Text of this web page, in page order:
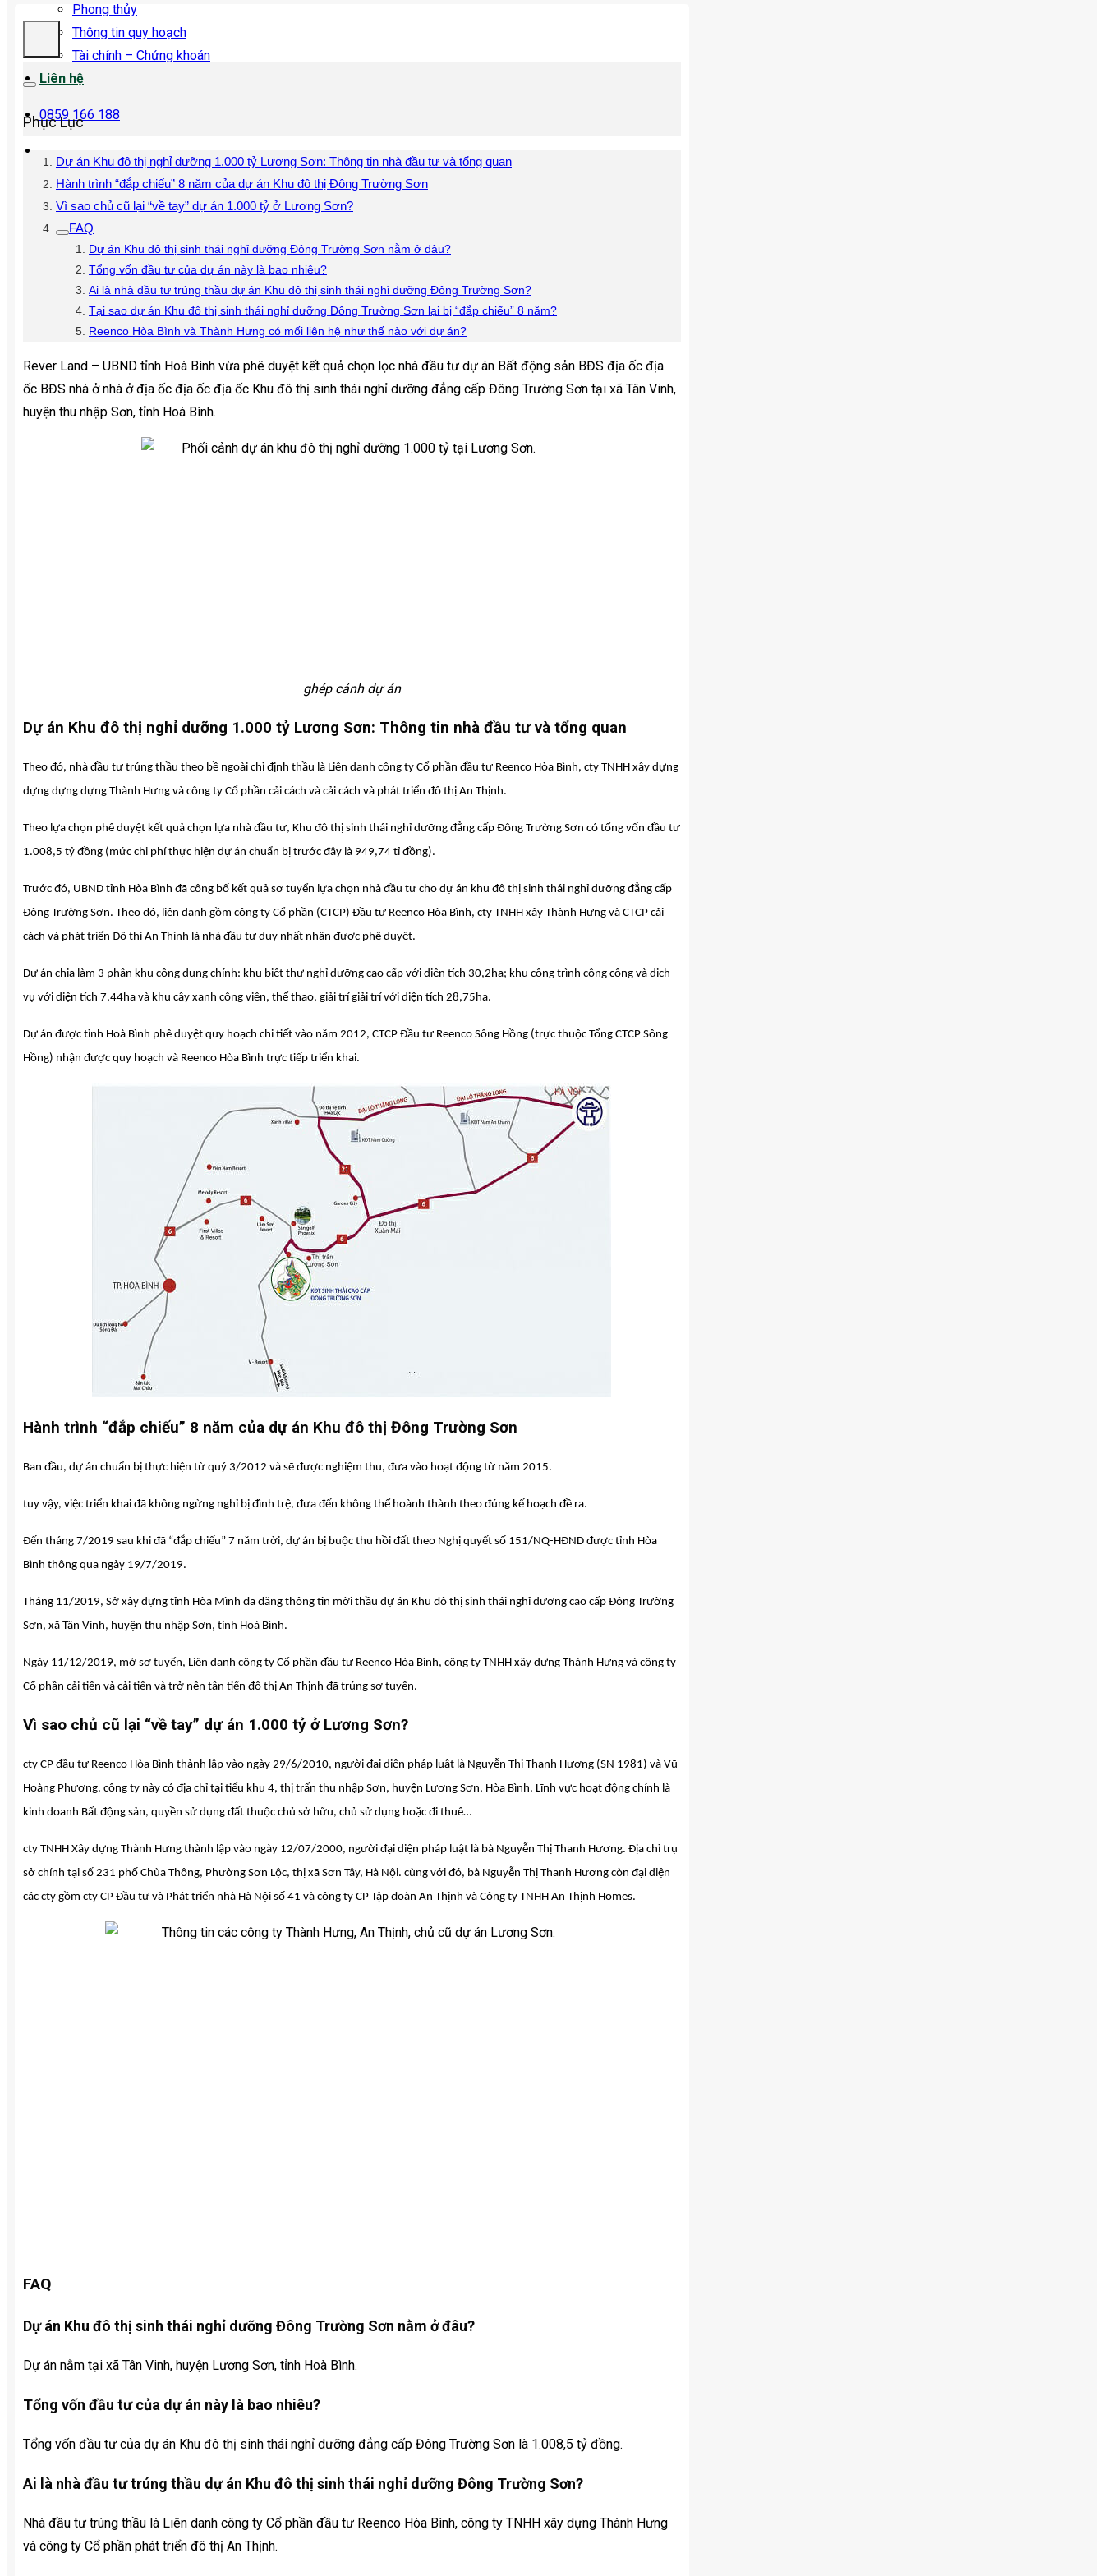
Phong thủy
Thông tin quy hoạch
Tài chính – Chứng khoán
Liên hệ
0859 166 188
Phục Lục
Dự án Khu đô thị nghỉ dưỡng 1.000 tỷ Lương Sơn: Thông tin nhà đầu tư và tổng quan
Hành trình “đắp chiếu” 8 năm của dự án Khu đô thị Đông Trường Sơn
Vì sao chủ cũ lại “về tay” dự án 1.000 tỷ ở Lương Sơn?
FAQ
Dự án Khu đô thị sinh thái nghỉ dưỡng Đông Trường Sơn nằm ở đâu?
Tổng vốn đầu tư của dự án này là bao nhiêu?
Ai là nhà đầu tư trúng thầu dự án Khu đô thị sinh thái nghỉ dưỡng Đông Trường Sơn?
Tại sao dự án Khu đô thị sinh thái nghỉ dưỡng Đông Trường Sơn lại bị “đắp chiếu” 8 năm?
Reenco Hòa Bình và Thành Hưng có mối liên hệ như thế nào với dự án?
Rever Land – UBND tỉnh Hoà Bình vừa phê duyệt kết quả chọn lọc nhà đầu tư dự án Bất động sản BĐS địa ốc địa
ốc BĐS nhà ở nhà ở địa ốc địa ốc địa ốc Khu đô thị sinh thái nghỉ dưỡng đẳng cấp Đông Trường Sơn tại xã Tân Vinh,
huyện thu nhập Sơn, tỉnh Hoà Bình.
ghép cảnh dự án
Dự án Khu đô thị nghỉ dưỡng 1.000 tỷ Lương Sơn: Thông tin nhà đầu tư và tổng quan
Theo đó, nhà đầu tư trúng thầu theo bề ngoài chỉ định thầu là Liên danh công ty Cổ phần đầu tư Reenco Hòa Bình, cty TNHH xây dựng
dựng dựng dựng Thành Hưng và công ty Cổ phần cải cách và cải cách và phát triển đô thị An Thịnh.
Theo lựa chọn phê duyệt kết quả chọn lựa nhà đầu tư, Khu đô thị sinh thái nghỉ dưỡng đẳng cấp Đông Trường Sơn có tổng vốn đầu tư
1.008,5 tỷ đồng (mức chi phí thực hiện dự án chuẩn bị trước đây là 949,74 tỉ đồng).
Trước đó, UBND tỉnh Hòa Bình đã công bố kết quả sơ tuyển lựa chọn nhà đầu tư cho dự án khu đô thị sinh thái nghỉ dưỡng đẳng cấp
Đông Trường Sơn. Theo đó, liên danh gồm công ty Cổ phần (CTCP) Đầu tư Reenco Hòa Bình, cty TNHH xây Thành Hưng và CTCP cải
cách và phát triển Đô thị An Thịnh là nhà đầu tư duy nhất nhận được phê duyệt.
Dự án chia làm 3 phân khu công dụng chính: khu biệt thự nghỉ dưỡng cao cấp với diện tích 30,2ha; khu công trình công cộng và dịch
vụ với diện tích 7,44ha và khu cây xanh công viên, thể thao, giải trí giải trí với diện tích 28,75ha.
Dự án được tỉnh Hoà Bình phê duyệt quy hoạch chi tiết vào năm 2012, CTCP Đầu tư Reenco Sông Hồng (trực thuộc Tổng CTCP Sông
Hồng) nhận được quy hoạch và Reenco Hòa Bình trực tiếp triển khai.
Hành trình “đắp chiếu” 8 năm của dự án Khu đô thị Đông Trường Sơn
Ban đầu, dự án chuẩn bị thực hiện từ quý 3/2012 và sẽ được nghiệm thu, đưa vào hoạt động từ năm 2015.
tuy vậy, việc triển khai đã không ngừng nghỉ bị đình trệ, đưa đến không thể hoành thành theo đúng kế hoạch đề ra.
Đến tháng 7/2019 sau khi đã “đắp chiếu” 7 năm trời, dự án bị buộc thu hồi đất theo Nghị quyết số 151/NQ-HĐND được tỉnh Hòa
Bình thông qua ngày 19/7/2019.
Tháng 11/2019, Sở xây dựng tỉnh Hòa Mình đã đăng thông tin mời thầu dự án Khu đô thị sinh thái nghỉ dưỡng cao cấp Đông Trường
Sơn, xã Tân Vinh, huyện thu nhập Sơn, tỉnh Hoà Bình.
Ngày 11/12/2019, mở sơ tuyển, Liên danh công ty Cổ phần đầu tư Reenco Hòa Bình, công ty TNHH xây dựng Thành Hưng và công ty
Cổ phần cải tiến và cải tiến và trở nên tân tiến đô thị An Thịnh đã trúng sơ tuyển.
Vì sao chủ cũ lại “về tay” dự án 1.000 tỷ ở Lương Sơn?
cty CP đầu tư Reenco Hòa Bình thành lập vào ngày 29/6/2010, người đại diện pháp luật là Nguyễn Thị Thanh Hương (SN 1981) và Vũ
Hoàng Phương. công ty này có địa chỉ tại tiểu khu 4, thị trấn thu nhập Sơn, huyện Lương Sơn, Hòa Bình. Lĩnh vực hoạt động chính là
kinh doanh Bất động sản, quyền sử dụng đất thuộc chủ sở hữu, chủ sử dụng hoặc đi thuê…
cty TNHH Xây dựng Thành Hưng thành lập vào ngày 12/07/2000, người đại diện pháp luật là bà Nguyễn Thị Thanh Hương. Địa chỉ trụ
sở chính tại số 231 phố Chùa Thông, Phường Sơn Lộc, thị xã Sơn Tây, Hà Nội. cùng với đó, bà Nguyễn Thị Thanh Hương còn đại diện
các cty gồm cty CP Đầu tư và Phát triển nhà Hà Nội số 41 và công ty CP Tập đoàn An Thịnh và Công ty TNHH An Thịnh Homes.
FAQ
Dự án Khu đô thị sinh thái nghỉ dưỡng Đông Trường Sơn nằm ở đâu?
Dự án nằm tại xã Tân Vinh, huyện Lương Sơn, tỉnh Hoà Bình.
Tổng vốn đầu tư của dự án này là bao nhiêu?
Tổng vốn đầu tư của dự án Khu đô thị sinh thái nghỉ dưỡng đẳng cấp Đông Trường Sơn là 1.008,5 tỷ đồng.
Ai là nhà đầu tư trúng thầu dự án Khu đô thị sinh thái nghỉ dưỡng Đông Trường Sơn?
Nhà đầu tư trúng thầu là Liên danh công ty Cổ phần đầu tư Reenco Hòa Bình, công ty TNHH xây dựng Thành Hưng
và công ty Cổ phần phát triển đô thị An Thịnh.